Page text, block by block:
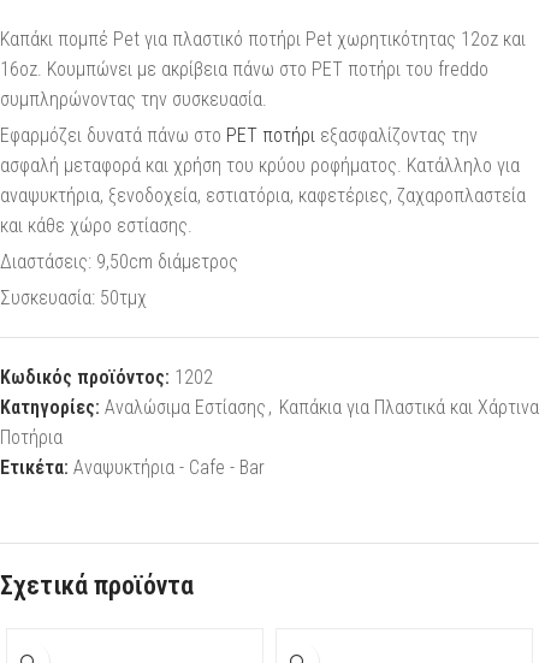
Καπάκι πομπέ Pet για πλαστικό ποτήρι Pet χωρητικότητας 12oz και
16oz. Κουμπώνει με ακρίβεια πάνω στο ΡΕΤ ποτήρι του freddo
συμπληρώνοντας την συσκευασία.
Εφαρμόζει δυνατά πάνω στο ΡΕΤ ποτήρι εξασφαλίζοντας την
ασφαλή μεταφορά και χρήση του κρύου ροφήματος. Κατάλληλο για
αναψυκτήρια, ξενοδοχεία, εστιατόρια, καφετέριες, ζαχαροπλαστεία
και κάθε χώρο εστίασης.
Διαστάσεις: 9,50cm διάμετρος
Συσκευασία: 50τμχ
Κωδικός προϊόντος: 1202
Κατηγορίες: Αναλώσιμα Εστίασης , Καπάκια για Πλαστικά και Χάρτινα
Ποτήρια
Ετικέτα: Αναψυκτήρια - Cafe - Bar
Σχετικά προϊόντα